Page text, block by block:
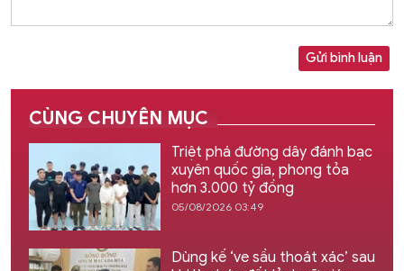
Gửi bình luận
CÙNG CHUYÊN MỤC
Triệt phá đường dây đánh bạc
xuyên quốc gia, phong tỏa
hơn 3.000 tỷ đồng
05/08/2026 03:49
Dùng kế ‘ve sầu thoát xác’ sau